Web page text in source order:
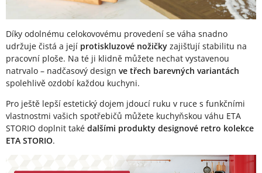
Díky odolnému celokovovému provedení se váha snadno
udržuje čistá a její protiskluzové nožičky zajišťují stabilitu na
pracovní ploše. Na té ji klidně můžete nechat vystavenou
natrvalo – nadčasový design ve třech barevných variantách
spolehlivě ozdobí každou kuchyni.
Pro ještě lepší estetický dojem jdoucí ruku v ruce s funkčními
vlastnostmi vašich spotřebičů můžete kuchyňskou váhu ETA
STORIO doplnit také dalšími produkty designové retro kolekce
ETA STORIO.